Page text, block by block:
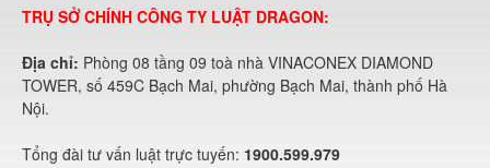
TRỤ SỞ CHÍNH CÔNG TY LUẬT DRAGON:
Địa chỉ: Phòng 08 tầng 09 toà nhà VINACONEX DIAMOND
TOWER, số 459C Bạch Mai, phường Bạch Mai, thành phố Hà
Nội.
Tổng đài tư vấn luật trực tuyến: 1900.599.979